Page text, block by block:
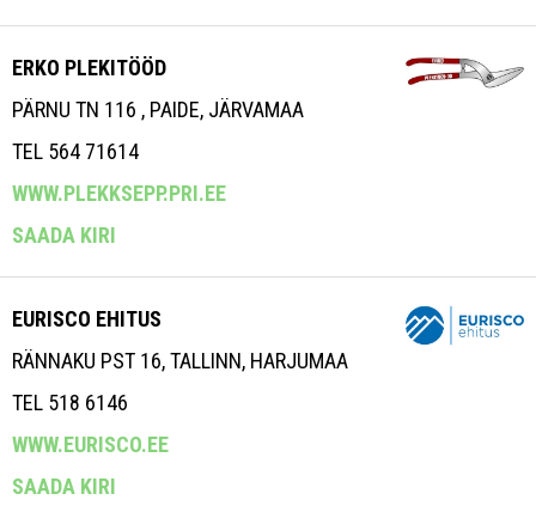
ERKO PLEKITÖÖD
PÄRNU TN 116 , PAIDE, JÄRVAMAA
TEL 564 71614
WWW.PLEKKSEPP.PRI.EE
SAADA KIRI
EURISCO EHITUS
RÄNNAKU PST 16, TALLINN, HARJUMAA
TEL 518 6146
WWW.EURISCO.EE
SAADA KIRI